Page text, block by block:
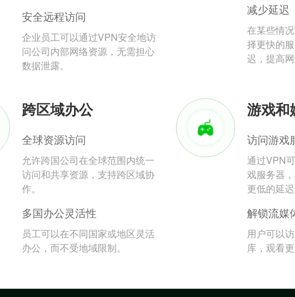
安全远程访问
企业员工可以通过VPN安全地访
问公司内部网络资源，无需担心
数据泄露。
减少延迟
在某些情
择更快的
迟，提高网
跨区域办公
全球资源访问
允许跨国公司在全球范围内统一
访问和共享资源，支持跨区域协
作。
多国办公灵活性
员工可以在不同国家或地区灵活
办公，而不受地域限制。
游戏和
访问游戏
通过VPN
戏服务器
更低的延迟
解锁流媒
用户可以
库，观看